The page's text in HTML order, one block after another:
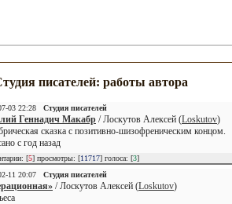
писателей: работы автора
03 22:28 Студия писателей
Геннадич Макабр / Лоскутов Алексей (Loskutov)
сказка с позитивно-шизофреническим концом.
с год назад
[5] просмотры: [11717] голоса: [3]
11 20:07
Студия писателей
/ Лоскутов Алексей (Loskutov)